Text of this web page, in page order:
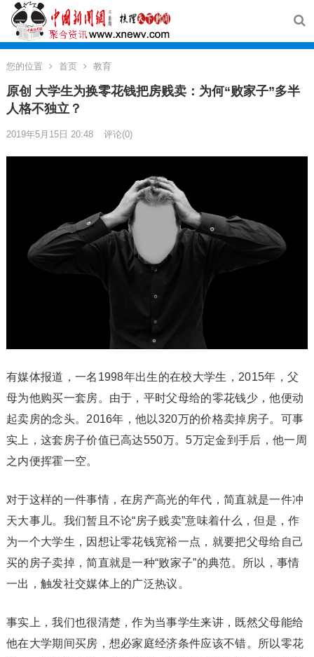
您的位置 首页 教育
原创 大学生为换零花钱把房贱卖：为何“败家子”多半
人格不独立？
2019年5月15日 20:48 评论(0)
有媒体报道，一名1998年出生的在校大学生，2015年，父
母为他购买一套房。由于，平时父母给的零花钱少，他便动
起卖房的念头。2016年，他以320万的价格卖掉房子。可事
实上，这套房子价值已高达550万。5万定金到手后，他一周
之内便挥霍一空。
对于这样的一件事情，在房产高光的年代，简直就是一件冲
天大事儿。我们暂且不论“房子贱卖”意味着什么，但是，作
为一个大学生，因想让零花钱宽裕一点，就要把父母给自己
买的房子卖掉，简直就是一种“败家子”的典范。所以，事情
一出，触发社交媒体上的广泛热议。
事实上，我们也很清楚，作为当事学生来讲，既然父母能给
他在大学期间买房，想必家庭经济条件应该不错。所以零花